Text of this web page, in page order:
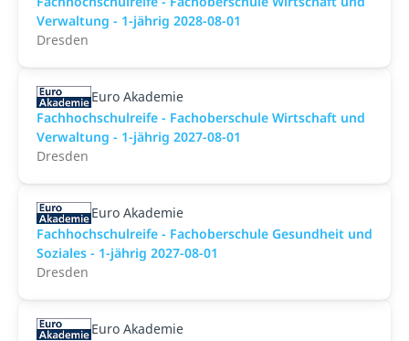
Verwaltung - 1-jährig 2028-08-01
Dresden
Euro Akademie
Fachhochschulreife - Fachoberschule Wirtschaft und
Verwaltung - 1-jährig 2027-08-01
Dresden
Euro Akademie
Fachhochschulreife - Fachoberschule Gesundheit und
Soziales - 1-jährig 2027-08-01
Dresden
Euro Akademie